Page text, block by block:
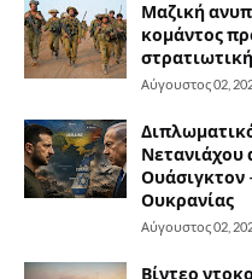
Μαζική
κομάντος
Αύγουστος 02,
Νετανιάχου
Ουάσιγκτον
Ουκρανίας
Αύγουστος 02,
Βίντεο